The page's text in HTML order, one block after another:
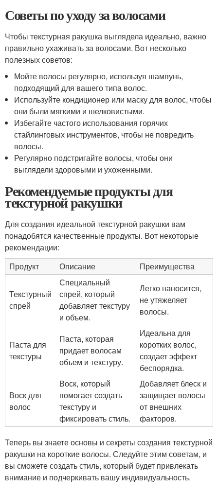
Советы по уходу за волосами
Чтобы текстурная ракушка выглядела идеально, важно
правильно ухаживать за волосами. Вот несколько
полезных советов:
Мойте волосы регулярно, используя шампунь,
подходящий для вашего типа волос.
Используйте кондиционер или маску для волос, чтобы
они были мягкими и шелковистыми.
Избегайте частого использования горячих
стайлинговых инструментов, чтобы не повредить
волосы.
Регулярно подстригайте волосы, чтобы они
выглядели здоровыми и ухоженными.
Рекомендуемые продукты для
текстурной ракушки
Для создания идеальной текстурной ракушки вам
понадобятся качественные продукты. Вот некоторые
рекомендации:
Продукт
Описание Преимущества
Текстурный
спрей
Специальный
спрей, который
добавляет текстуру
и объем.
Легко наносится,
не утяжеляет
волосы.
Паста для
текстуры
Паста, которая
придает волосам
объем и текстуру.
Идеальна для
коротких волос,
создает эффект
беспорядка.
Воск для
волос
Воск, который
помогает создать
текстуру и
фиксировать стиль.
Добавляет блеск и
защищает волосы
от внешних
факторов.
Теперь вы знаете основы и секреты создания текстурной
ракушки на короткие волосы. Следуйте этим советам, и
вы сможете создать стиль, который будет привлекать
внимание и подчеркивать вашу индивидуальность.